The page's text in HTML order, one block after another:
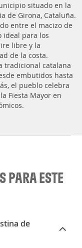
situado en la
de Girona, Cataluña.
entre el macizo de
ideal para los
libre y la
de la costa.
tradicional catalana
embutidos hasta
el pueblo celebra
Fiesta Mayor en
PARA ESTE
de